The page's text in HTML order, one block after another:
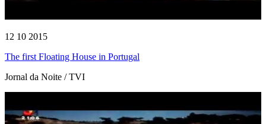
12 10 2015
The first Floating House in Portugal
Jornal da Noite / TVI